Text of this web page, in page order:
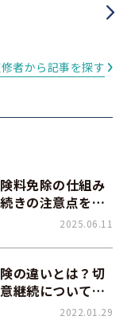
者から記事を探す
料免除の仕組み
きの注意点を解
2025.06.11
の違いとは？切
継続について解
2022.01.29